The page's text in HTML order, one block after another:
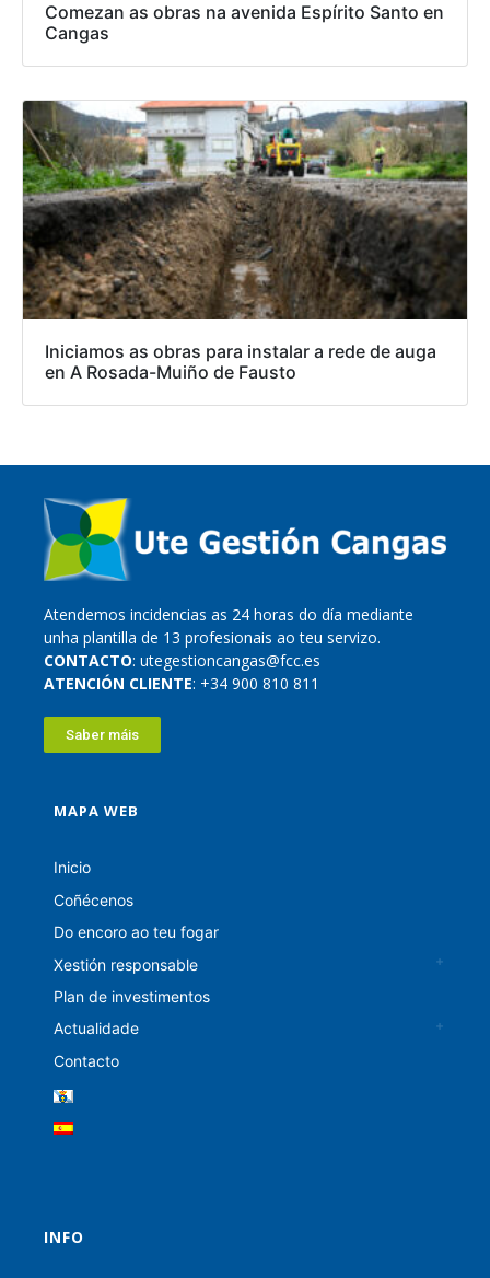
Comezan as obras na avenida Espírito Santo en
Cangas
Iniciamos as obras para instalar a rede de auga
en A Rosada-Muiño de Fausto
Atendemos incidencias as 24 horas do día mediante
unha plantilla de 13 profesionais ao teu servizo.
CONTACTO: utegestioncangas@fcc.es
ATENCIÓN CLIENTE: +34 900 810 811
Saber máis
MAPA WEB
Inicio
Coñécenos
Do encoro ao teu fogar
Xestión responsable
Plan de investimentos
Actualidade
Contacto
INFO